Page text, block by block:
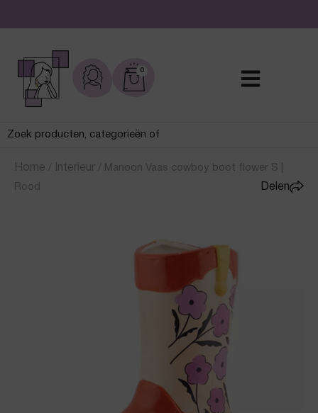
De leukste sieraden online en in de winkel
0
Home / Interieur / Manoon Vaas cowboy boot flower S |
Rood
Delen